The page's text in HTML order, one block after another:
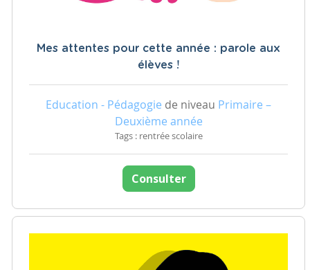
Mes attentes pour cette année : parole aux
élèves !
Education - Pédagogie de niveau Primaire –
Deuxième année
Tags : rentrée scolaire
Consulter